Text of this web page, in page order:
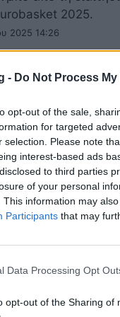
- Do Not Process
opt-out of the sale,
for targeted
selection. Please note
interest-based ads
to third parties
of your personal
This information may
Participants that may
Data Processing Opt
opt-out of the Sharing of
2025.
2025 14:26
αποθέωσε η
όμως ο 20χρονος
2025 13:37
2025:
Αντετοκούνμπο